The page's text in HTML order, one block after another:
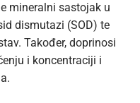
mineralni sastojak u
dismutazi (SOD) te
Također, doprinosi
i koncentraciji i